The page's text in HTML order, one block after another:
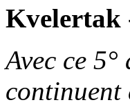
Kvelertak
Avec ce
continuent